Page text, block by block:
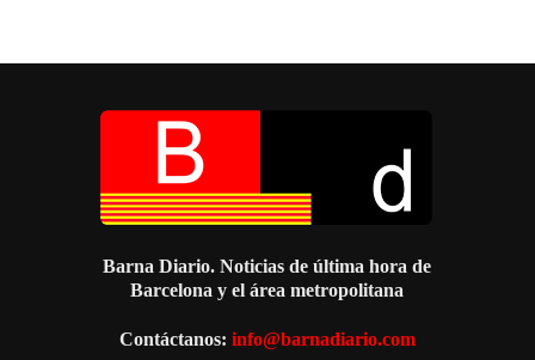
Barna Diario. Noticias de última hora de
Barcelona y el área metropolitana
Contáctanos: info@barnadiario.com